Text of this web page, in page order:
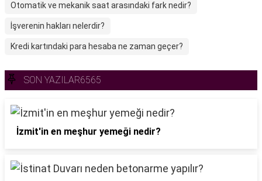
Otomatik ve mekanik saat arasındaki fark nedir?
İşverenin hakları nelerdir?
Kredi kartındaki para hesaba ne zaman geçer?
SON YAZILAR6565
İzmit'in en meşhur yemeği nedir?